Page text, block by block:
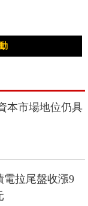
本市場地位仍具
電拉尾盤收漲9